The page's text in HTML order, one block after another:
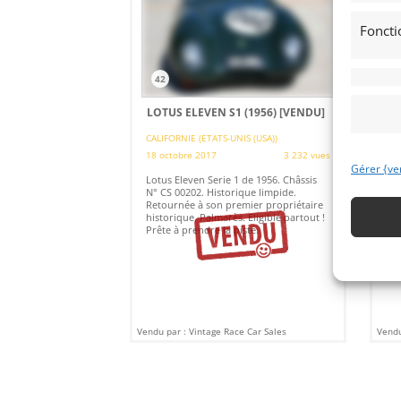
Gérer
42
LOTUS ELEVEN S1 (1956)[VENDU]
CALIFORNIE (ETATS-UNIS (USA))
18 octobre 2017
3 232 vues
Lotus Eleven Serie 1 de 1956. Châssis
N° CS 00202. Historique limpide.
Retournée à son premier propriétaire
historique. Palmarès. Eligible partout !
Prête à prendre la piste.
Vendu par : Vintage Race Car Sales
1